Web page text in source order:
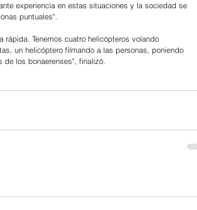
experiencia en estas situaciones y la sociedad se
puntuales".
Tenemos cuatro helicópteros volando
un helicóptero filmando a las personas, poniendo
los bonaerenses", finalizó.